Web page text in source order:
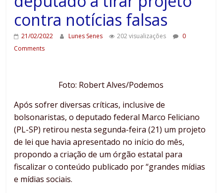
contra notícias falsas
21/02/2022 Lunes Senes 202 visualizações
0
Comments
Foto: Robert Alves/Podemos
Após sofrer diversas críticas, inclusive de
bolsonaristas, o deputado federal Marco Feliciano
(PL-SP) retirou nesta segunda-feira (21) um projeto
de lei que havia apresentado no início do mês,
propondo a criação de um órgão estatal para
fiscalizar o conteúdo publicado por “grandes mídias
e mídias sociais.